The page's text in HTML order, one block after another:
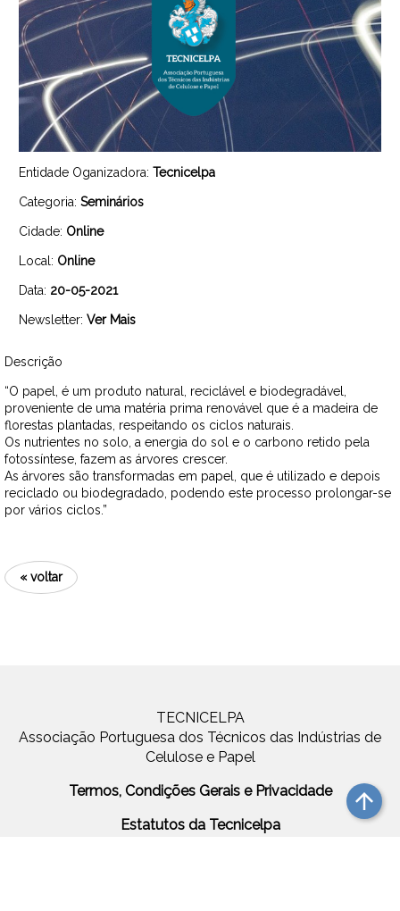
arrow_upward
Entidade Oganizadora: Tecnicelpa
Categoria: Seminários
Cidade: Online
Local: Online
Data: 20-05-2021
Newsletter: Ver Mais
Descrição
“O papel, é um produto natural, reciclável e biodegradável,
proveniente de uma matéria prima renovável que é a madeira de
florestas plantadas, respeitando os ciclos naturais.
Os nutrientes no solo, a energia do sol e o carbono retido pela
fotossíntese, fazem as árvores crescer.
As árvores são transformadas em papel, que é utilizado e depois
reciclado ou biodegradado, podendo este processo prolongar-se
por vários ciclos.”
« voltar
TECNICELPA
Associação Portuguesa dos Técnicos das Indústrias de
Celulose e Papel
Termos, Condições Gerais e Privacidade
Estatutos da Tecnicelpa